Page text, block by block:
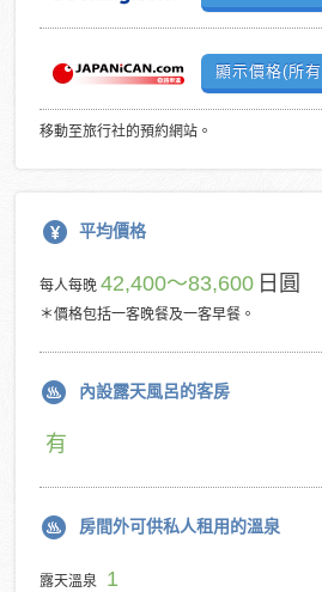
顯示價格(所
移動至旅行社的預約網站。
平均價格
每人每晚42,400～83,600 日圓
＊價格包括一客晚餐及一客早餐。
內設露天風呂的客房
有
房間外可供私人租用的溫泉
露天溫泉 1